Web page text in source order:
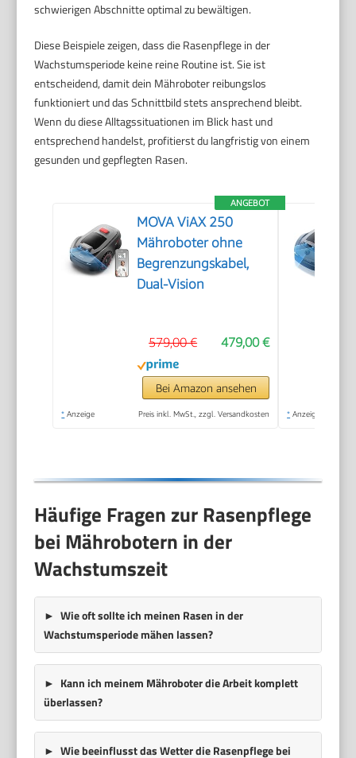
schwierigen Abschnitte optimal zu bewältigen.
Diese Beispiele zeigen, dass die Rasenpflege in der
Wachstumsperiode keine reine Routine ist. Sie ist
entscheidend, damit dein Mähroboter reibungslos
funktioniert und das Schnittbild stets ansprechend bleibt.
Wenn du diese Alltagssituationen im Blick hast und
entsprechend handelst, profitierst du langfristig von einem
gesunden und gepflegten Rasen.
ANGEBOT
MOVA ViAX 250
Mähroboter ohne
Begrenzungskabel,
Dual-Vision
479,00 €
579,00 €
Bei Amazon ansehen
* Anzeige Preis inkl. MwSt., zzgl. Versandkosten * Anzeige
Häufige Fragen zur Rasenpflege
bei Mährobotern in der
Wachstumszeit
Wie oft sollte ich meinen Rasen in der
Wachstumsperiode mähen lassen?
Kann ich meinem Mähroboter die Arbeit komplett
überlassen?
Wie beeinflusst das Wetter die Rasenpflege bei